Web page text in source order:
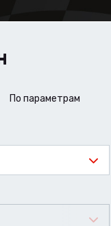
По параметрам